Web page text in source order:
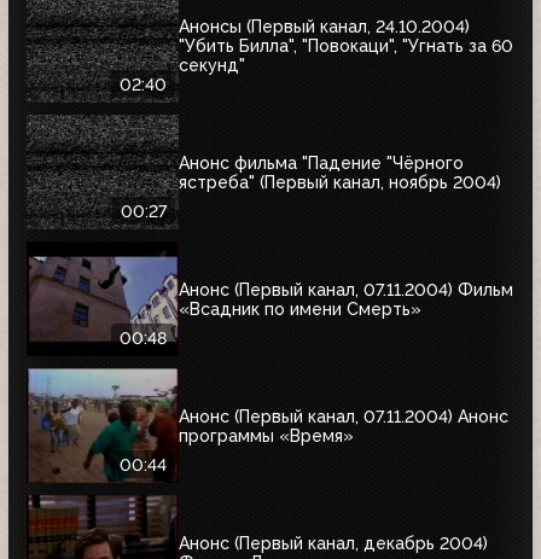
02:40
Анонсы (Первый канал, 24.10.2004)
"Убить Билла", "Повокаци", "Угнать за 60
секунд"
00:27
Анонс фильма "Падение "Чёрного
ястреба" (Первый канал, ноябрь 2004)
00:48
Анонс (Первый канал, 07.11.2004) Фильм
«Всадник по имени Смерть»
00:44
Анонс (Первый канал, 07.11.2004) Анонс
программы «Время»
Анонс (Первый канал, декабрь 2004)